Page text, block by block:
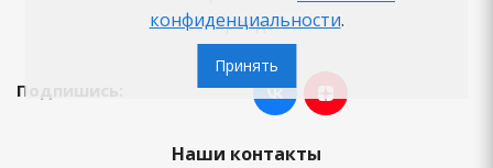
Бренды
Подпишись:
Наши контакты
конфиденциальности.
Принять